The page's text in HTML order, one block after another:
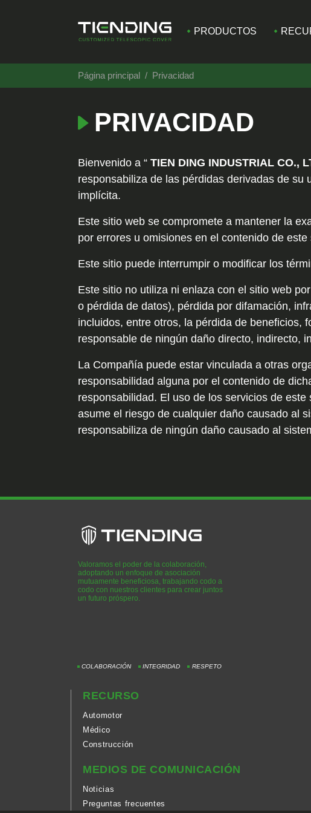
PRODUCTOS
Página principal Privacidad
PRIVACIDAD
Bienvenido a “ TIEN DING INDUSTRIAL CO.,
responsabiliza de las pérdidas derivadas de
implícita.
Este sitio web se compromete a mantener la
por errores u omisiones en el contenido de
Este sitio puede interrumpir o modificar los
Este sitio no utiliza ni enlaza con el sitio web
o pérdida de datos), pérdida por difamación,
incluidos, entre otros, la pérdida de beneficios,
responsable de ningún daño directo, indirecto,
La Compañía puede estar vinculada a otras
responsabilidad alguna por el contenido de
responsabilidad. El uso de los servicios de
asume el riesgo de cualquier daño causado al
responsabiliza de ningún daño causado al
Valoramos el poder de la colaboración,
adoptando un enfoque de asociación
mutuamente beneficiosa, trabajando codo a
codo con nuestros clientes para crear juntos
un futuro próspero.
COLABORACIÓN INTEGRIDAD RESPETO
RECURSO
Automotor
Médico
Construcción
MEDIOS DE COMUNICACIÓN
Noticias
Preguntas frecuentes